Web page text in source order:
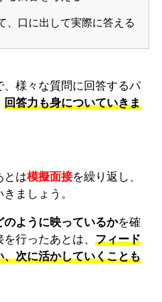
口に出して実際に答える
様々な質問に回答するパ
回答力も身についていきま
とは模擬面接を繰り返し、
ましょう。
のように映っているかを確
行ったあとは、 フィード
次に活かしていくことも